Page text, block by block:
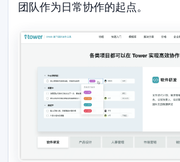
团队作为日常协作的起点。